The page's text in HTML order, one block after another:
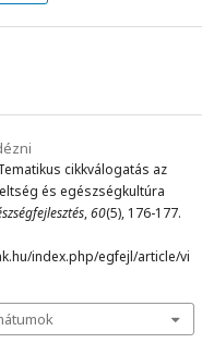
cikkválogatás az
és egészségkultúra
,60(5), 176-177.
index.php/egfejl/article/vi